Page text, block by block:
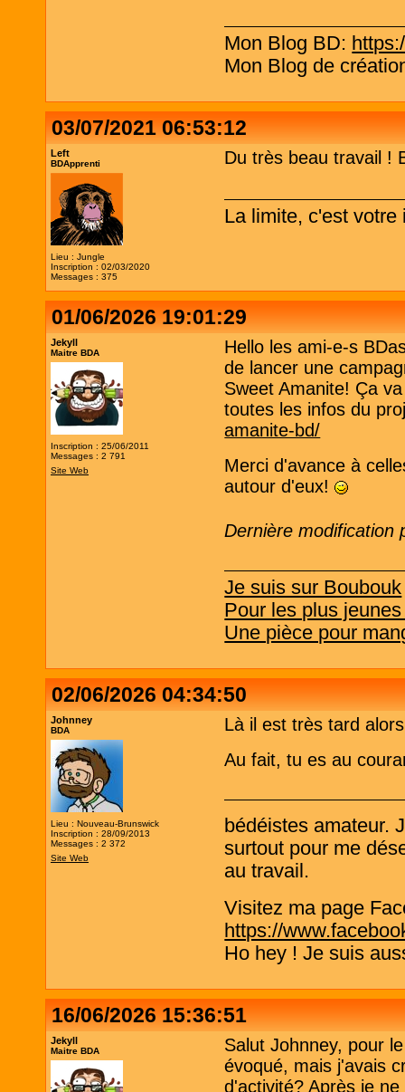
Mon Blog BD:
Mon Blog de
03/07/2021 06:53:12
Left
BDApprenti
Lieu : Jungle
Inscription : 02/03/2020
Messages : 375
Du très beau travail !
La limite, c'est votre
01/06/2026 19:01:29
Jekyll
Maitre BDA
Inscription : 25/06/2011
Messages : 2 791
Site Web
Hello les ami-e-s
de lancer une
Sweet Amanite! Ça
toutes les infos du
amanite-bd/
Merci d'avance à
autour d'eux!
Dernière modification
Je suis sur Boubouk
Pour les plus
Une pièce pour
02/06/2026 04:34:50
Johnney
BDA
Lieu : Nouveau-Brunswick
Inscription : 28/09/2013
Messages : 2 372
Site Web
Là il est très tard
Au fait, tu es au
bédéistes amateur.
surtout pour me
au travail.
Visitez ma page
https://
Ho hey ! Je suis
16/06/2026 15:36:51
Jekyll
Maitre BDA
Salut Johnney, pour
évoqué, mais j'avais
d'activité? Après je